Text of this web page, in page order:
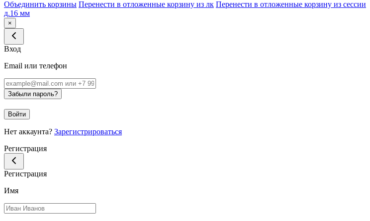
Объединить корзины Перенести в отложенные корзину из лк Перенести в отложенные корзину из сессии
д.16 мм
×
Вход
Email или телефон
Забыли пароль?
Войти
Нет аккаунта? Зарегистрироваться
Регистрация
Регистрация
Имя